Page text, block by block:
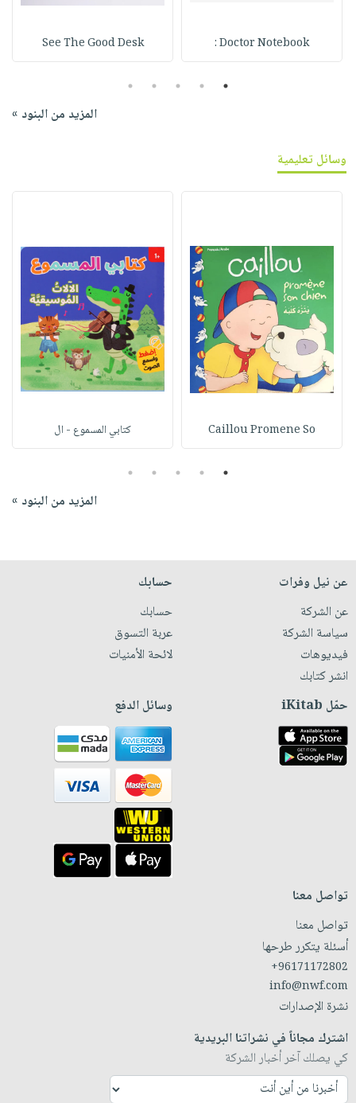
Doctor Notebook :
See The Good Desk
1
2
3
4
5
المزيد من البنود »
وسائل تعليمية
Caillou Promene So كتابي المسموع - ال
1
2
3
4
5
المزيد من البنود »
عن نيل وفرات
عن الشركة
سياسة الشركة
فيديوهات
انشر كتابك
حسابك
حسابك
عربة التسوق
لائحة الأمنيات
حمّل iKitab وسائل الدفع
تواصل معنا
تواصل معنا
أسئلة يتكرر طرحها
+96171172802
info@nwf.com
نشرة الإصدارات
اشترك مجاناً في نشراتنا البريدية
كي يصلك آخر أخبار الشركة